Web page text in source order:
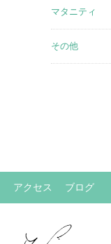
マタニティ
その他
アクセス ブログ